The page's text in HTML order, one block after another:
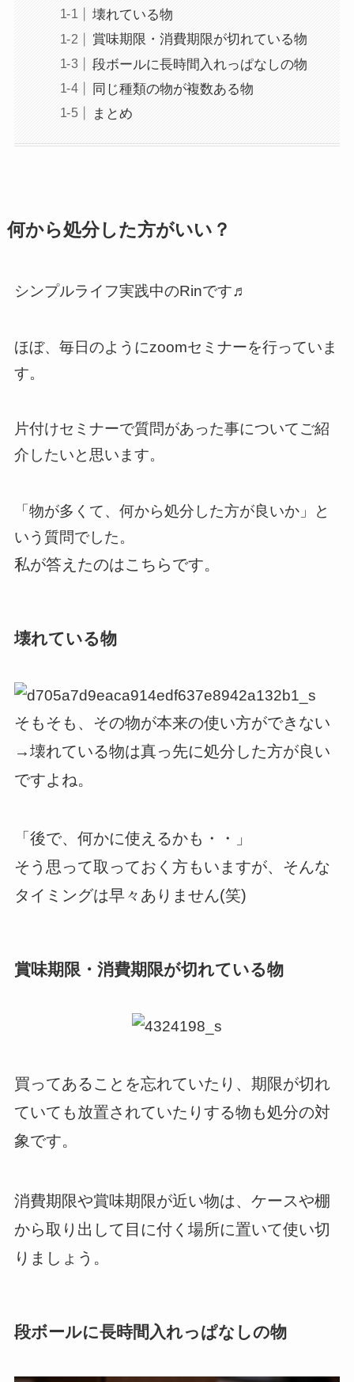
壊れている物
賞味期限・消費期限が切れている物
段ボールに長時間入れっぱなしの物
同じ種類の物が複数ある物
まとめ
何から処分した方がいい？
シンプルライフ実践中のRinです♬
ほぼ、毎日のようにzoomセミナーを行っていま
す。
片付けセミナーで質問があった事についてご紹
介したいと思います。
「物が多くて、何から処分した方が良いか」と
いう質問でした。
私が答えたのはこちらです。
壊れている物
そもそも、その物が本来の使い方ができない
→壊れている物は真っ先に処分した方が良い
ですよね。
「後で、何かに使えるかも・・」
そう思って取っておく方もいますが、そんな
タイミングは早々ありません(笑)
賞味期限・消費期限が切れている物
買ってあることを忘れていたり、期限が切れ
ていても放置されていたりする物も処分の対
象です。
消費期限や賞味期限が近い物は、ケースや棚
から取り出して目に付く場所に置いて使い切
りましょう。
段ボールに長時間入れっぱなしの物